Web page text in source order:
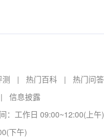
测 | 热门百科 |
热门问答
|
信息披露
：工作日 09:00~12:00(上午)
下午)